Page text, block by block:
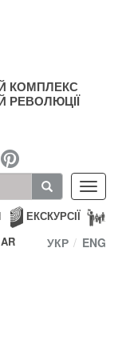
КОМПЛЕКС
РЕВОЛЮЦІЇ
ЕКСКУРСІЇ
УКР ENG